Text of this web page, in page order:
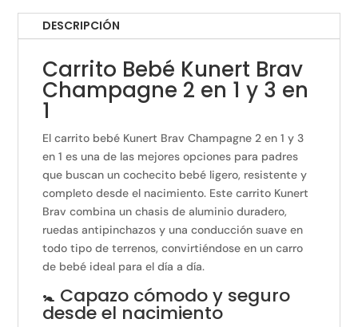
DESCRIPCIÓN
Carrito Bebé Kunert Brav
Champagne 2 en 1 y 3 en
1
El carrito bebé Kunert Brav Champagne 2 en 1 y 3
en 1 es una de las mejores opciones para padres
que buscan un cochecito bebé ligero, resistente y
completo desde el nacimiento. Este carrito Kunert
Brav combina un chasis de aluminio duradero,
ruedas antipinchazos y una conducción suave en
todo tipo de terrenos, convirtiéndose en un carro
de bebé ideal para el día a día.
🚼 Capazo cómodo y seguro
desde el nacimiento